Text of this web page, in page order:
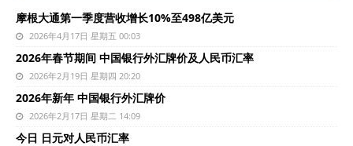
摩根大通第一季度营收增长10%至498亿美元
2026年4月17日 星期五 00:03
2026年春节期间 中国银行外汇牌价及人民币汇率
2026年2月19日 星期四 20:20
2026年新年 中国银行外汇牌价
2026年2月17日 星期二 14:09
今日 日元对人民币汇率